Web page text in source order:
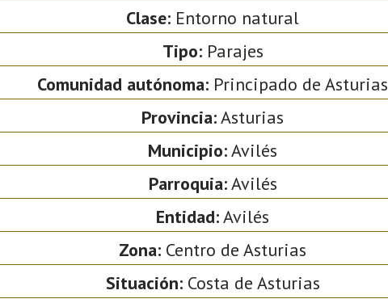
Clase: Entorno natural
Tipo:Parajes
Comunidad autónoma: Principado de Asturias
Provincia:Asturias
Municipio:Avilés
Parroquia:Avilés
Entidad:Avilés
Zona: Centro de Asturias
Situación:Costa de Asturias